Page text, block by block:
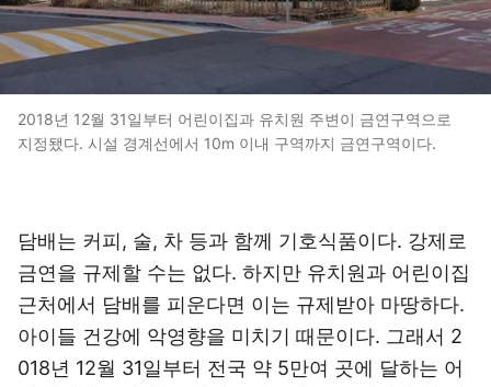
2018년 12월 31일부터 어린이집과 유치원 주변이 금연구역으로
지정됐다. 시설 경계선에서 10m 이내 구역까지 금연구역이다.
담배는 커피, 술, 차 등과 함께 기호식품이다. 강제로
금연을 규제할 수는 없다. 하지만 유치원과 어린이집
근처에서 담배를 피운다면 이는 규제받아 마땅하다.
아이들 건강에 악영향을 미치기 때문이다. 그래서 2
018년 12월 31일부터 전국 약 5만여 곳에 달하는 어